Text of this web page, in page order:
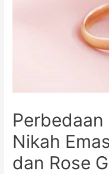
Nikah
dan Rose